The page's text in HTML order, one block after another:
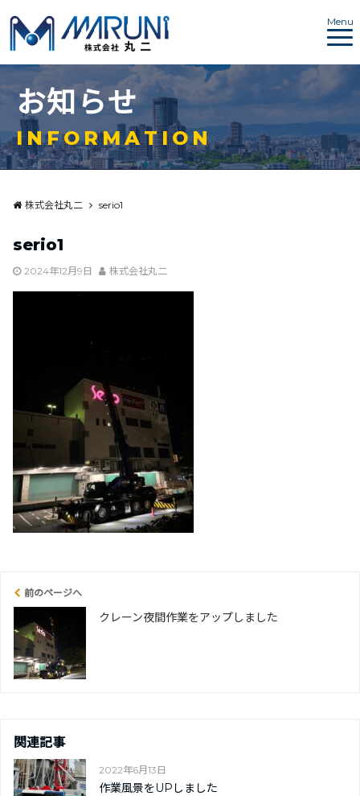
Menu
お知らせ
INFORMATION
株式会社丸二 serio1
serio1
2024年12月9日 株式会社丸二
前のページへ
クレーン夜間作業をアップしました
関連記事
2022年6月13日
作業風景をUPしました